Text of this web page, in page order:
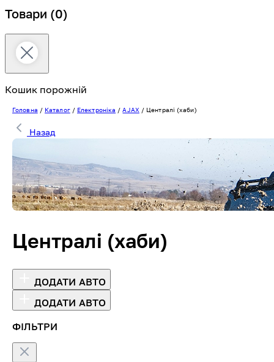
Товари (0)
Кошик порожній
Головна / Каталог/ Електроніка /AJAX / Централі (хаби)
Назад
Централі (хаби)
ДОДАТИ АВТО
ДОДАТИ АВТО
ФІЛЬТРИ